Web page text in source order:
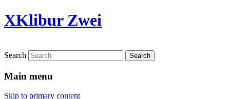
XKlibur Zwei
Search
Main menu
Skip to primary content